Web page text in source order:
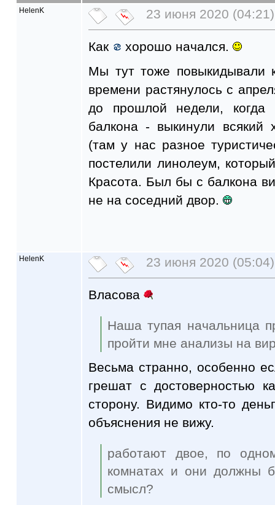
HelenK 23 июня 2020 (04:21)
Как
хорошо начался.
Мы тут тоже повыкидывали
времени растянулось с
до прошлой недели, когда
балкона - выкинули всякий
(там у нас разное
постелили линолеум,
Красота. Был бы с балкона
не на соседний двор.
HelenK 23 июня 2020 (05:04)
Власова
Наша тупая начальница
пройти мне анализы на
Весьма странно, особенно
грешат с достоверностью
сторону. Видимо кто-то
объяснения не вижу.
работают двое, по
комнатах и они должны
смысл?